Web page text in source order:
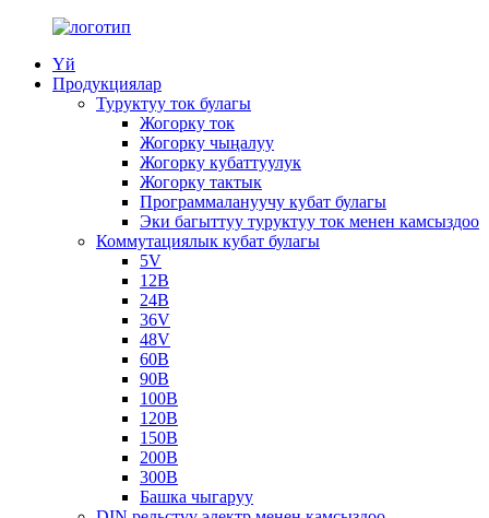
Үй
Продукциялар
Туруктуу ток булагы
Жогорку ток
Жогорку чыңалуу
Жогорку кубаттуулук
Жогорку тактык
Программалануучу кубат булагы
Эки багыттуу туруктуу ток менен камсыздоо
Коммутациялык кубат булагы
5V
12В
24В
36V
48V
60В
90В
100В
120В
150В
200В
300В
Башка чыгаруу